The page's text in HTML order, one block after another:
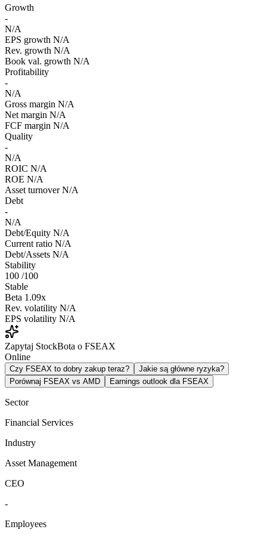
Growth
-
N/A
EPS growth N/A
Rev. growth N/A
Book val. growth N/A
Profitability
-
N/A
Gross margin N/A
Net margin N/A
FCF margin N/A
Quality
-
N/A
ROIC N/A
ROE N/A
Asset turnover N/A
Debt
-
N/A
Debt/Equity N/A
Current ratio N/A
Debt/Assets N/A
Stability
100 /100
Stable
Beta 1.09x
Rev. volatility N/A
EPS volatility N/A
Zapytaj StockBota o FSEAX
Online
Czy FSEAX to dobry zakup teraz?
Jakie są główne ryzyka?
Porównaj FSEAX vs AMD
Earnings outlook dla FSEAX
Sector
Financial Services
Industry
Asset Management
CEO
-
Employees